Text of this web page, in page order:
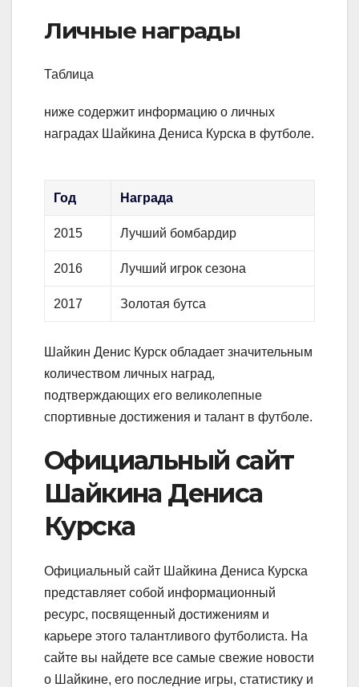
Личные награды
Таблица
ниже содержит информацию о личных
наградах Шайкина Дениса Курска в футболе.
Год Награда
2015 Лучший бомбардир
2016 Лучший игрок сезона
2017 Золотая бутса
Шайкин Денис Курск обладает значительным
количеством личных наград,
подтверждающих его великолепные
спортивные достижения и талант в футболе.
Официальный сайт
Шайкина Дениса
Курска
Официальный сайт Шайкина Дениса Курска
представляет собой информационный
ресурс, посвященный достижениям и
карьере этого талантливого футболиста. На
сайте вы найдете все самые свежие новости
о Шайкине, его последние игры, статистику и